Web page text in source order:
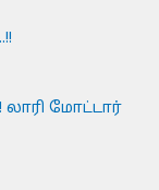
மோட்டார்